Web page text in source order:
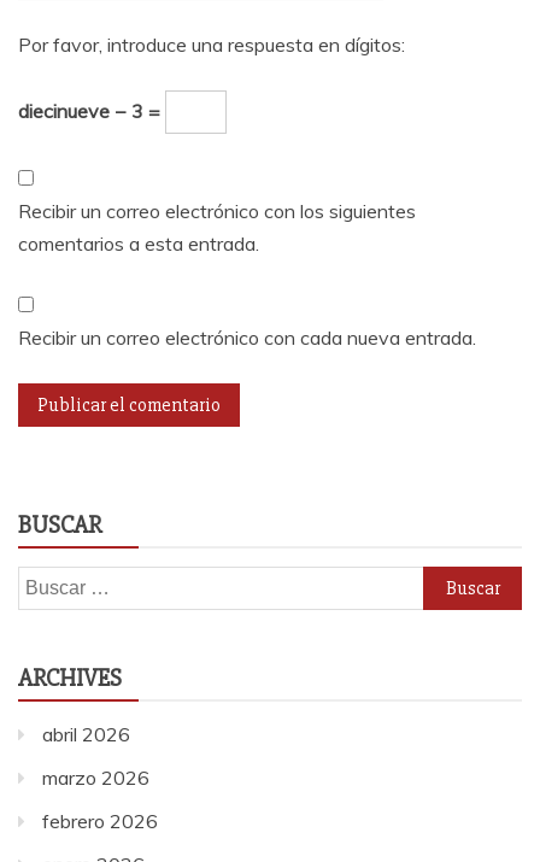
Por favor, introduce una respuesta en dígitos:
diecinueve − 3 =
Recibir un correo electrónico con los siguientes
comentarios a esta entrada.
Recibir un correo electrónico con cada nueva entrada.
BUSCAR
Buscar:
ARCHIVES
abril 2026
marzo 2026
febrero 2026